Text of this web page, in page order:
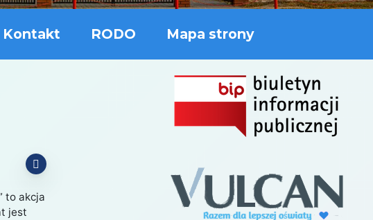
Kontakt RODO Mapa strony
to akcja
jest